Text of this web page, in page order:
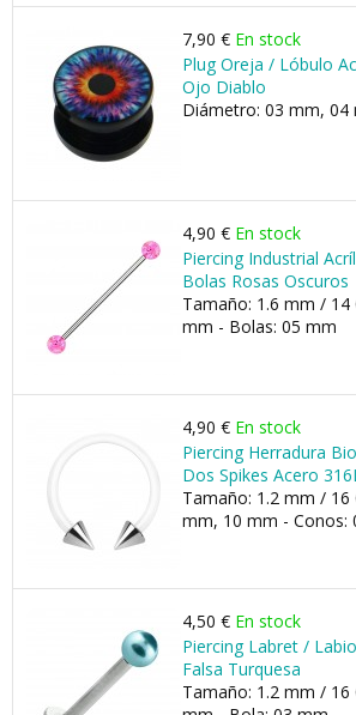
7,90 € En stock
Plug Oreja / Lóbulo
Ojo Diablo
Diámetro: 03 mm, 04
4,90 € En stock
Piercing Industrial
Bolas Rosas Oscuros
Tamaño: 1.6 mm / 14
mm - Bolas: 05 mm
4,90 € En stock
Piercing Herradura
Dos Spikes Acero
Tamaño: 1.2 mm / 16
mm, 10 mm - Conos:
4,50 € En stock
Piercing Labret /
Falsa Turquesa
Tamaño: 1.2 mm / 16